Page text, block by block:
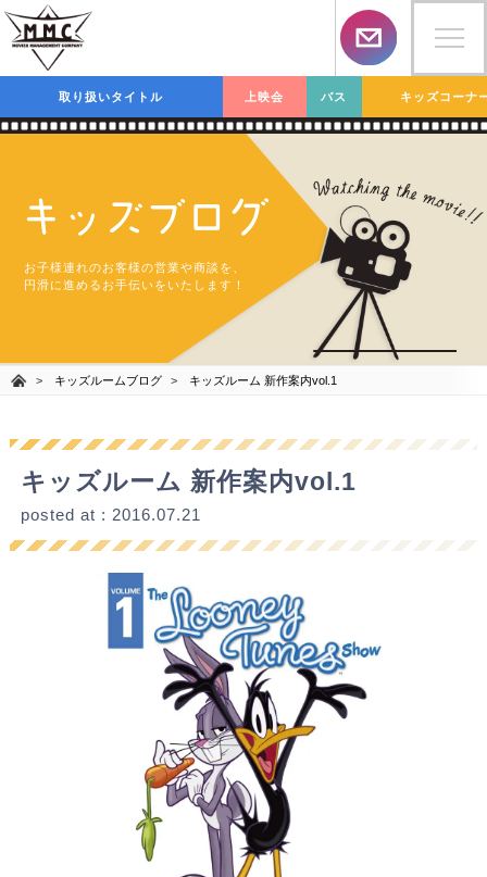
取り扱いタイトル 上映会 バス キッズコーナ
キッズブログ
お子様連れのお客様の営業や商談を、
円滑に進めるお手伝いをいたします！
キッズルームブログ キッズルーム 新作案内vol.1
キッズルーム 新作案内vol.1
posted at : 2016.07.21